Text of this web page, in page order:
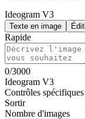
Ideogram V3
Texte en image
Rapide
0/3000
Ideogram V3
Contrôles
Sortir
Nombre d'images